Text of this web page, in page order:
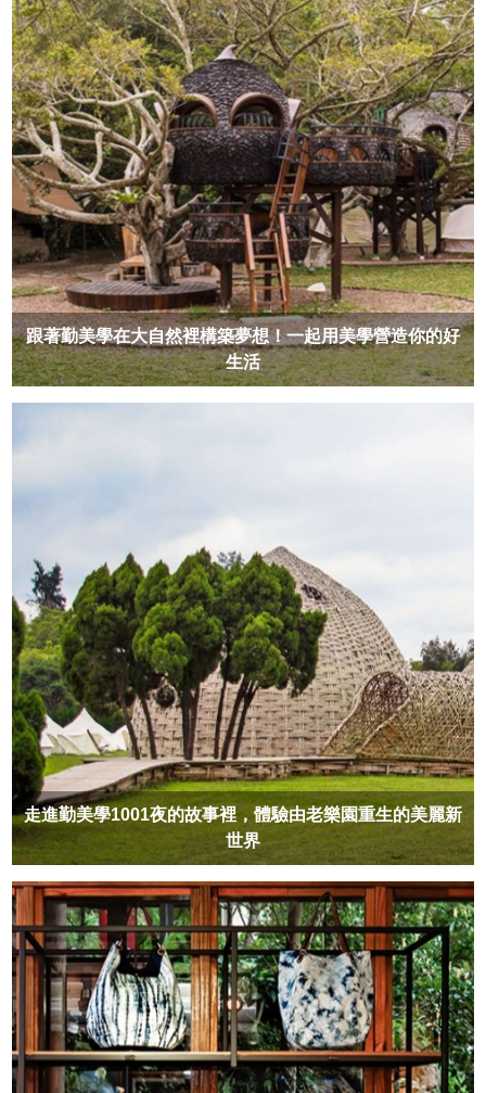
跟著勤美學在大自然裡構築夢想！一起用美學營造你的好
生活
走進勤美學1001夜的故事裡，體驗由老樂園重生的美麗新
世界